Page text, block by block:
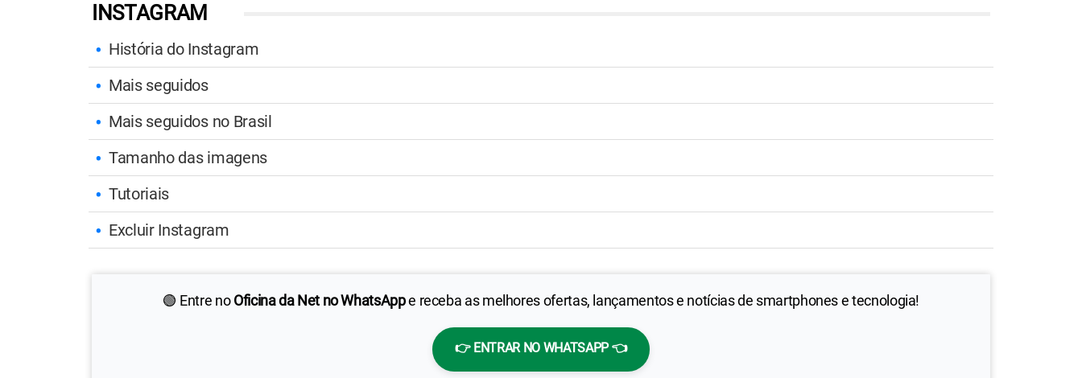
INSTAGRAM
História do Instagram
Mais seguidos
Mais seguidos no Brasil
Tamanho das imagens
Tutoriais
Excluir Instagram
🟢 Entre noOficina da Net no WhatsAppe receba as melhores ofertas, lançamentos e notícias de smartphones e tecnologia!
👉 ENTRAR NO WHATSAPP 👈